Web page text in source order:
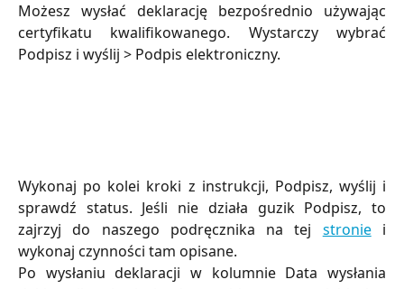
Możesz wysłać deklarację bezpośrednio używając
certyfikatu kwalifikowanego. Wystarczy wybrać
Podpisz i wyślij > Podpis elektroniczny.
Wykonaj po kolei kroki z instrukcji, Podpisz, wyślij i
sprawdź status. Jeśli nie działa guzik Podpisz, to
zajrzyj do naszego podręcznika na tej stroniei
wykonaj czynności tam opisane.
Po wysłaniu deklaracji w kolumnie Data wysłania